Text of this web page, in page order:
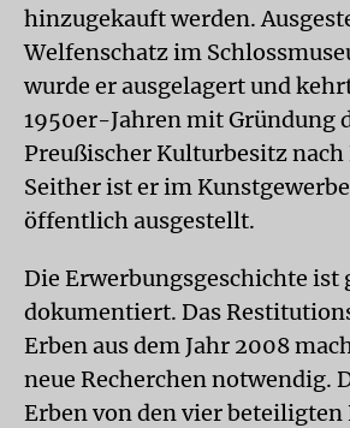
hinzugekauft werden.
Welfenschatz im
wurde er ausgelagert und
1950er-Jahren mit Gründung
Preußischer Kulturbesitz
Seither ist er im
öffentlich ausgestellt.
Die Erwerbungsgeschichte ist
dokumentiert. Das
Erben aus dem Jahr 2008
neue Recherchen notwendig.
Erben von den vier